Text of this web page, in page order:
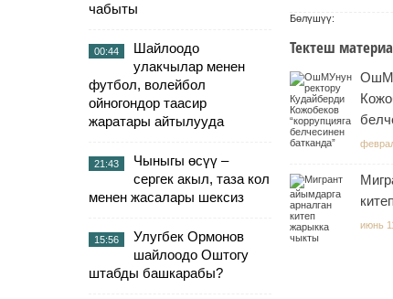
чабыты
00:44
Шайлоодо
улакчылар менен
футбол, волейбол
ойногондор таасир
жаратары айтылууда
21:43
Чыныгы өсүү –
сергек акыл, таза кол
менен жасалары шексиз
15:56
Улугбек Ормонов
шайлоодо Оштогу
штабды башкарабы?
Бөлүшүү:
Тектеш
июнь